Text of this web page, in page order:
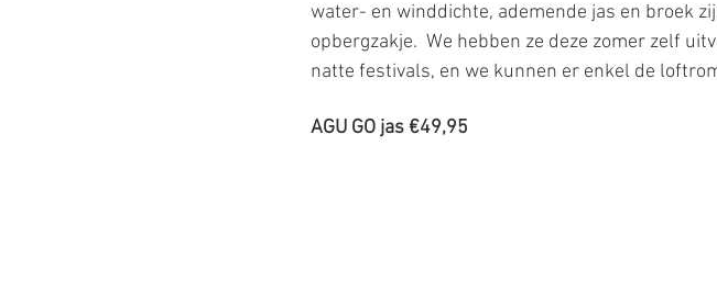
water- en winddichte, ademende jas en broek
opbergzakje.  We hebben ze deze zomer zelf
natte festivals, en we kunnen er enkel de
AGU GO jas €49,95